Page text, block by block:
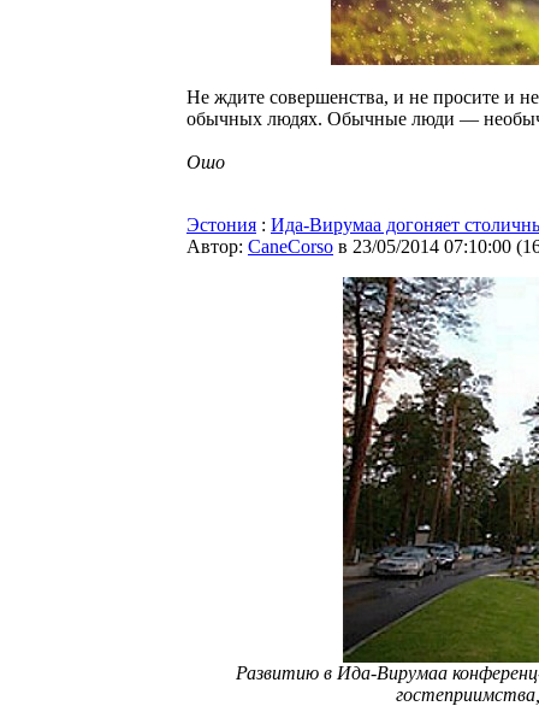
Не ждите совершенства, и не просите и
обычных людях. Обычные люди —
Ошо
Эстония : Ида-Вирумаа догоняет
Автор: CaneCorso в 23/05/2014 07:10:00 (
Развитию в Ида-Вирумаа